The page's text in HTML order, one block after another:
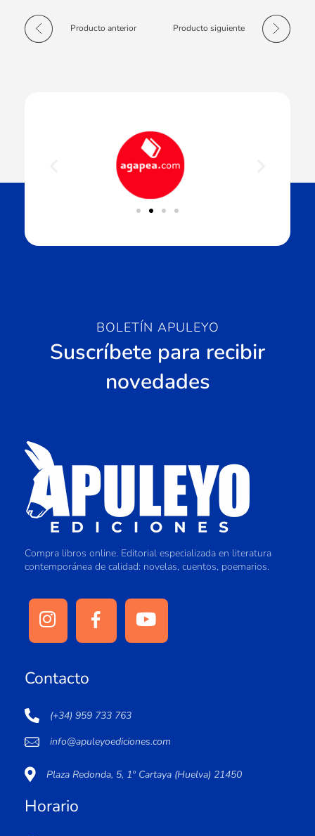
Producto anterior Producto siguiente
BOLETÍN APULEYO
Suscríbete para recibir
novedades
Compra libros online. Editorial especializada en literatura
contemporánea de calidad: novelas, cuentos, poemarios.
Contacto
(+34) 959 733 763
info@apuleyoediciones.com
Plaza Redonda, 5, 1º Cartaya (Huelva) 21450
Horario